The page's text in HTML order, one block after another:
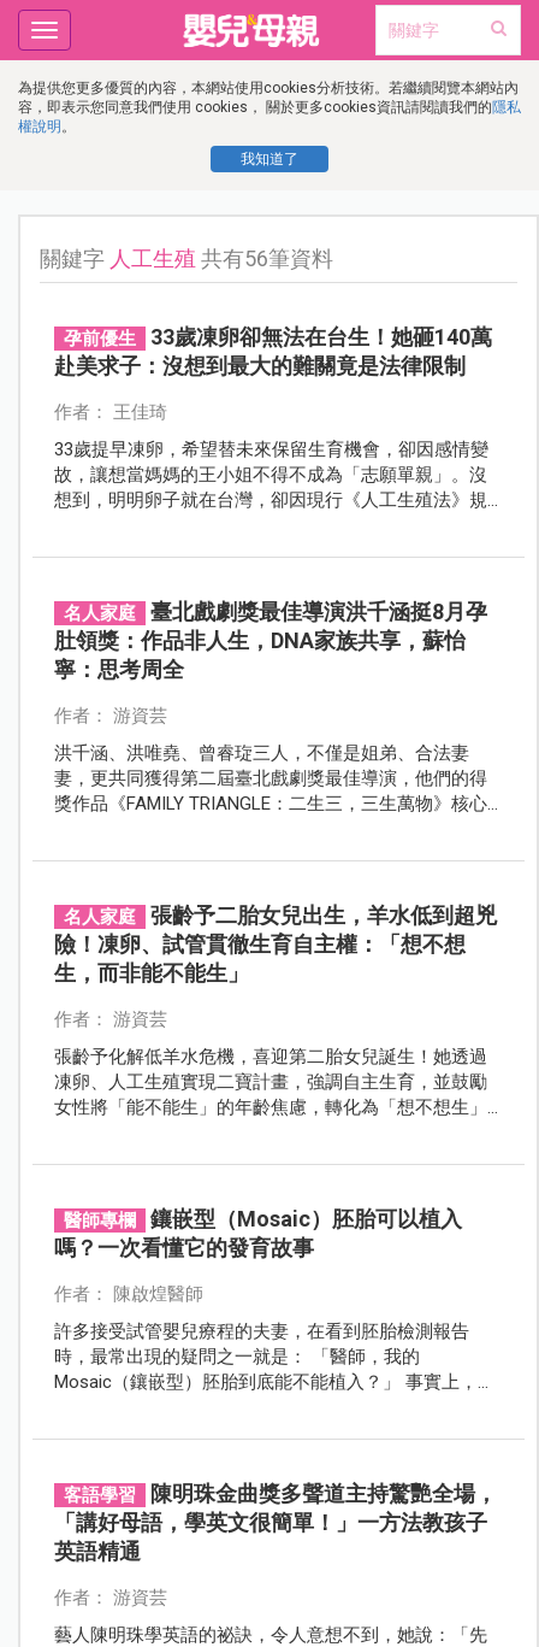
為提供您更多優質的內容，本網站使用cookies分析技術。若繼續閱覽本網站內
容，即表示您同意我們使用 cookies， 關於更多cookies資訊請閱讀我們的隱私
權說明 。
我知道了
Toggle
navigation
關鍵字 人工生殖 共有56筆資料
孕前優生
33歲凍卵卻無法在台生！她砸140萬
赴美求子：沒想到最大的難關竟是法律限制
作者： 王佳琦
33歲提早凍卵，希望替未來保留生育機會，卻因感情變
故，讓想當媽媽的王小姐不得不成為「志願單親」。沒
想到，明明卵子就在台灣，卻因現行《人工生殖法》規
名人家庭
臺北戲劇獎最佳導演洪千涵挺8月孕
肚領獎：作品非人生，DNA家族共享，蘇怡
寧：思考周全
作者： 游資芸
洪千涵、洪唯堯、曾睿琁三人，不僅是姐弟、合法妻
妻，更共同獲得第二屆臺北戲劇獎最佳導演，他們的得
獎作品《FAMILY TRIANGLE：二生三，三生萬物》核心
名人家庭
張齡予二胎女兒出生，羊水低到超兇
險！凍卵、試管貫徹生育自主權：「想不想
生，而非能不能生」
作者： 游資芸
張齡予化解低羊水危機，喜迎第二胎女兒誕生！她透過
凍卵、人工生殖實現二寶計畫，強調自主生育，並鼓勵
女性將「能不能生」的年齡焦慮，轉化為「想不想生」
醫師專欄
鑲嵌型（Mosaic）胚胎可以植入
嗎？一次看懂它的發育故事
作者： 陳啟煌醫師
許多接受試管嬰兒療程的夫妻，在看到胚胎檢測報告
時，最常出現的疑問之一就是： 「醫師，我的
Mosaic（鑲嵌型）胚胎到底能不能植入？」 事實上，
能經歷的發育歷程。
客語學習
陳明珠金曲獎多聲道主持驚艷全場，
「講好母語，學英文很簡單！」一方法教孩子
英語精通
作者： 游資芸
藝人陳明珠學英語的祕訣，令人意想不到，她說：「先